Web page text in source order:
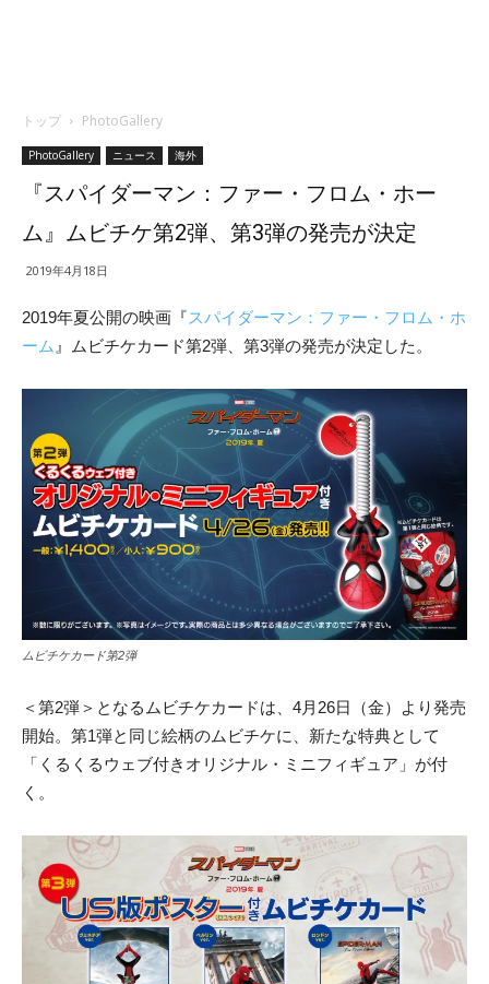
トップ PhotoGallery
PhotoGallery ニュース 海外
『スパイダーマン：ファー・フロム・ホー
ム』ムビチケ第2弾、第3弾の発売が決定
2019年4月18日
2019年夏公開の映画『スパイダーマン：ファー・フロム・ホ
ーム 』ムビチケカード第2弾、第3弾の発売が決定した。
ムビチケカード第2弾
＜第2弾＞となるムビチケカードは、4月26日（金）より発売
開始。第1弾と同じ絵柄のムビチケに、新たな特典として
「くるくるウェブ付きオリジナル・ミニフィギュア」が付
く。